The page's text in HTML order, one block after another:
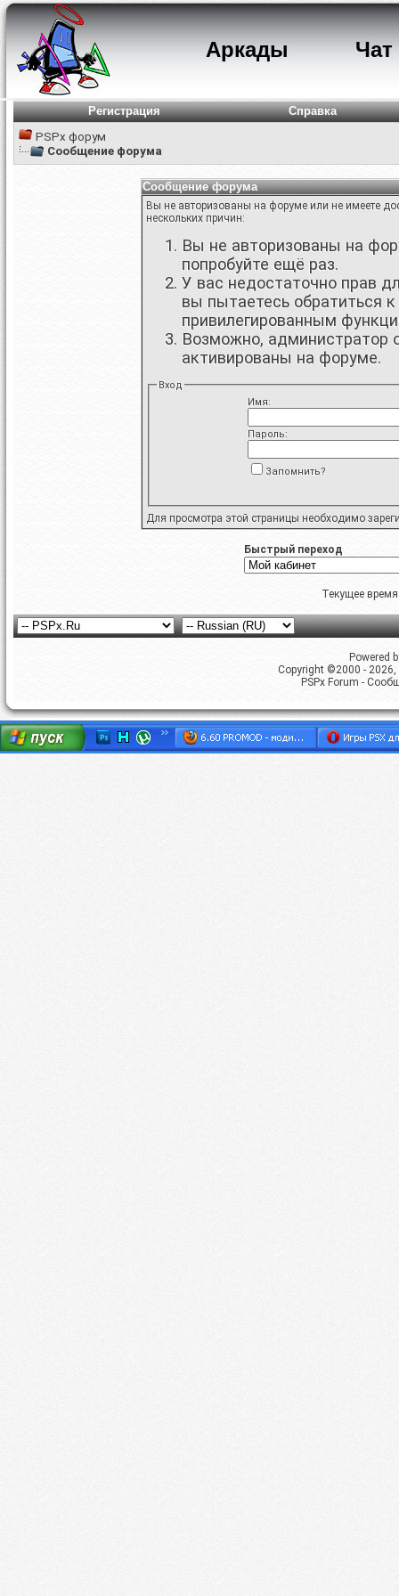
Аркады Чат
Регистрация
Справка
PSPx форум
Сообщение форума
Сообщение форума
Вы не авторизованы на форуме или не имеете
нескольких причин:
Вы не авторизованы на
попробуйте ещё раз.
У вас недостаточно прав
вы пытаетесь обратиться
привилегированным
Возможно, администратор
активированы на форуме.
Вход
Имя:
Пароль:
Запомнить?
Для просмотра этой страницы необходимо
Быстрый переход
Текущее
Powered
Copyright ©2000 -
PSPx Forum -